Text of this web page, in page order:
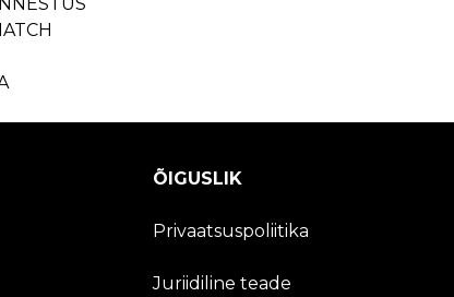
ÕIGUSLIK
Privaatsuspoliitika
Juriidiline teade